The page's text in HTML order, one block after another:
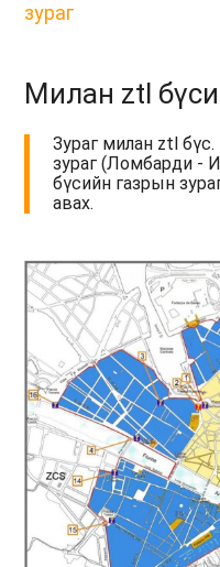
зураг
Милан ztl
Зураг милан ztl
зураг (Ломбарди -
бүсийн газрын
авах.